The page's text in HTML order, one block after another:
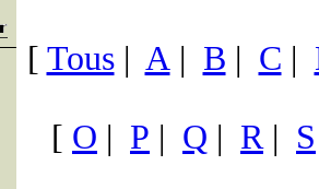
[ Tous| A| B | C |
[ O | P | Q | R| S